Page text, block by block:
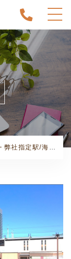
千葉県千葉市・弊社指定駅/海浜幕張駅・お客様の声